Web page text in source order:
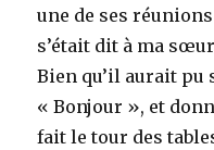
une de ses
s’était dit à ma
Bien qu’il aurait pu
« Bonjour », et
fait le tour des